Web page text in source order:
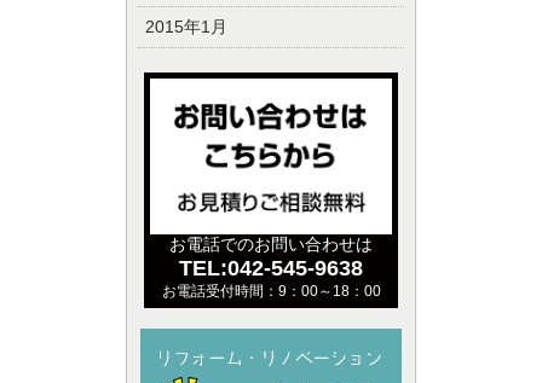
2015年1月
お電話でのお問い合わせは
TEL:042-545-9638
お電話受付時間：9：00～18：00